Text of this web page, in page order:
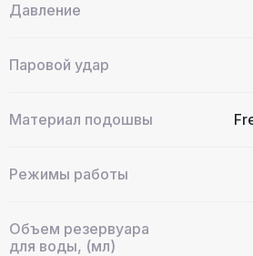
Давление
Паровой удар
Материал подошвы
Режимы работы
Объем резервуара
для воды, (мл)